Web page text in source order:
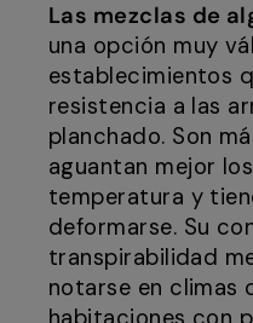
Las mezclas de
una opción muy
establecimientos
resistencia a las
planchado. Son
aguantan mejor
temperatura y
deformarse. Su
transpirabilidad
notarse en climas